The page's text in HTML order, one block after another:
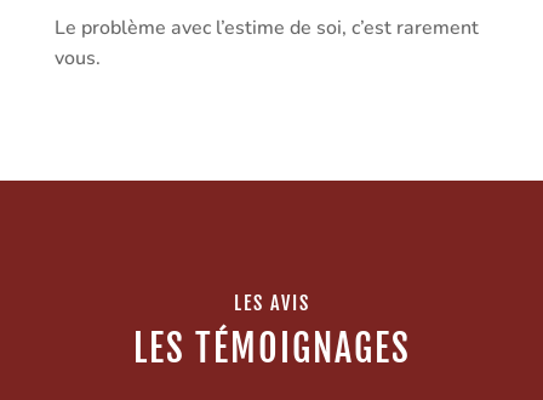
Le problème avec l’estime de soi, c’est rarement
vous.
LES AVIS
LES TÉMOIGNAGES